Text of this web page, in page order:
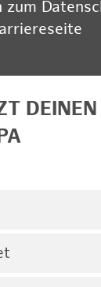
zum